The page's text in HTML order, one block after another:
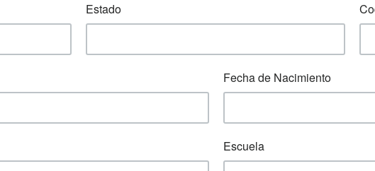
Estado
Fecha de Nacimiento
Escuela